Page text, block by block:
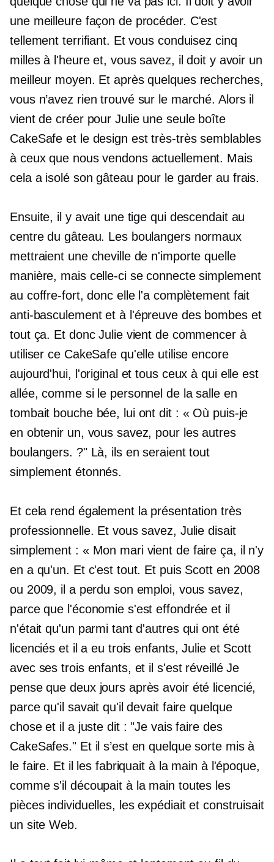
une meilleure façon de procéder. C'est
tellement terrifiant. Et vous conduisez cinq
milles à l'heure et, vous savez, il doit y avoir un
meilleur moyen. Et après quelques recherches,
vous n’avez rien trouvé sur le marché. Alors il
vient de créer pour Julie une seule boîte
CakeSafe et le design esttrès-trèssemblables
à ceux que nous vendons actuellement. Mais
cela a isolé son gâteau pour le garder au frais.
Ensuite, il y avait une tige qui descendait au
centre du gâteau. Les boulangers normaux
mettraient une cheville de n'importe quelle
manière, mais celle-ci se connecte simplement
au coffre-fort, donc elle l'a complètement fait
anti-basculementet à l'épreuve des bombes et
tout ça. Et donc Julie vient de commencer à
utiliser ce CakeSafe qu'elle utilise encore
aujourd'hui, l'original et tous ceux à qui elle est
allée, comme si le personnel de la salle en
tombait bouche bée, lui ont dit : « Où puis-je
en obtenir un, vous savez, pour les autres
boulangers. ?" Là, ils en seraient tout
simplement étonnés.
Et cela rend également la présentation très
professionnelle. Et vous savez, Julie disait
simplement : « Mon mari vient de faire ça, il n'y
en a qu'un. Et c'est tout. Et puis Scott en 2008
ou 2009, il a perdu son emploi, vous savez,
parce que l'économie s'est effondrée et il
n'était qu'un parmi tant d'autres qui ont été
licenciés et il a eu trois enfants, Julie et Scott
avec ses trois enfants, et il s'est réveillé Je
pense que deux jours après avoir été licencié,
parce qu'il savait qu'il devait faire quelque
chose et il a juste dit : "Je vais faire des
CakeSafes." Et il s’est en quelque sorte mis à
le faire. Et il les fabriquait à la main à l'époque,
comme s'il découpait à la main toutes les
pièces individuelles, les expédiait et construisait
un site Web.